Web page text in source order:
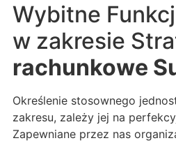
Wybitne
w zakresie
rachunkowe
Określenie stosownego
zakresu, zależy jej na
Zapewniane przez nas